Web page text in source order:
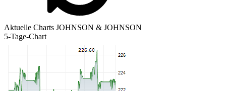
Aktuelle Charts JOHNSON & JOHNSON
5-Tage-Chart